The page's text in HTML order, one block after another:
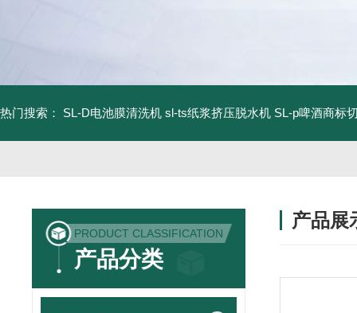
热门搜索： SL-D电池膜清洗机 sl-ts纸浆挤压脱水机 SL-p啤酒商标
PRODUCT CLASSIFICATION
产品分类
产品展